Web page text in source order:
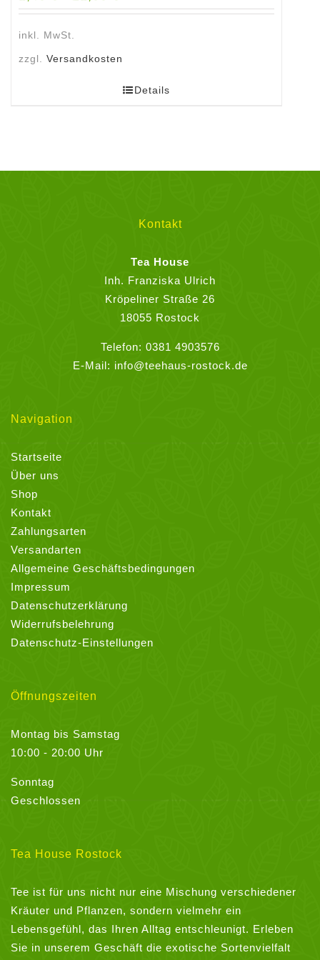
inkl. MwSt.
zzgl. Versandkosten
Details
Kontakt
Tea House
Inh. Franziska Ulrich
Kröpeliner Straße 26
18055 Rostock
Telefon: 0381 4903576
E-Mail: info@teehaus-rostock.de
Navigation
Startseite
Über uns
Shop
Kontakt
Zahlungsarten
Versandarten
Allgemeine Geschäftsbedingungen
Impressum
Datenschutzerklärung
Widerrufsbelehrung
Datenschutz-Einstellungen
Öffnungszeiten
Montag bis Samstag
10:00 - 20:00 Uhr
Sonntag
Geschlossen
Tea House Rostock
Tee ist für uns nicht nur eine Mischung verschiedener
Kräuter und Pflanzen, sondern vielmehr ein
Lebensgefühl, das Ihren Alltag entschleunigt. Erleben
Sie in unserem Geschäft die exotische Sortenvielfalt